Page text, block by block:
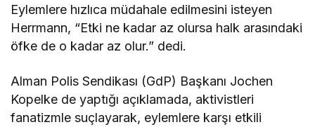
Eylemlere hızlıca müdahale edilmesini isteyen
Herrmann, “Etki ne kadar az olursa halk arasındaki
öfke de o kadar az olur.” dedi.
Alman Polis Sendikası (GdP) Başkanı Jochen
Kopelke de yaptığı açıklamada, aktivistleri
fanatizmle suçlayarak, eylemlere karşı etkili